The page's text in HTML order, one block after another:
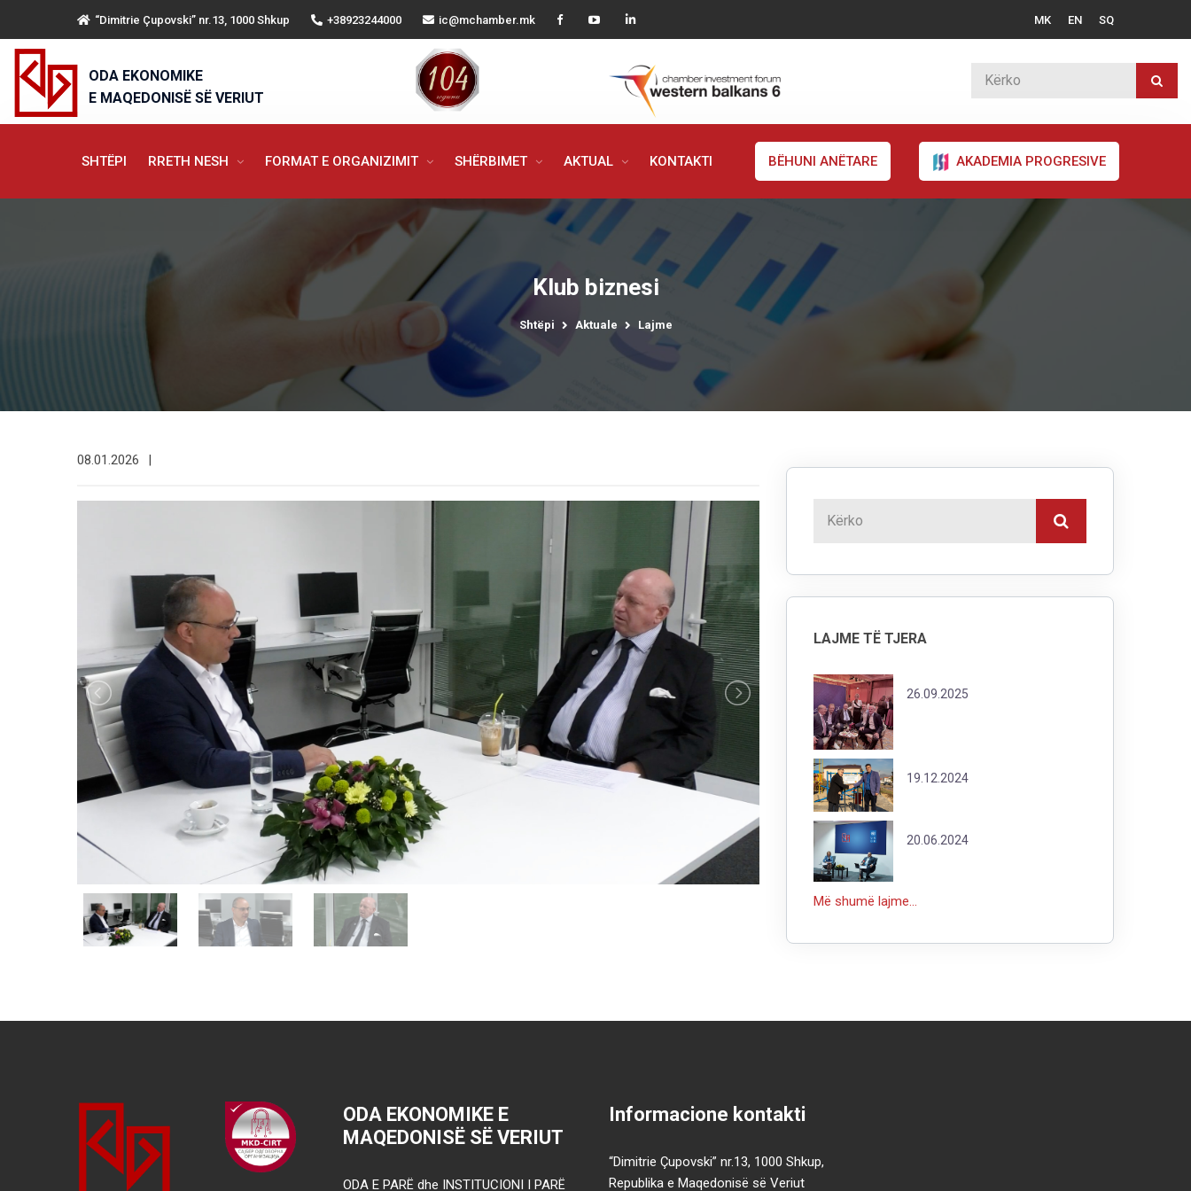
“Dimitrie Çupovski” nr.13, 1000 Shkup +38923244000 ic@mchamber.mk MK EN SQ
ODA EKONOMIKE
E MAQEDONISË SË VERIUT
SHTËPI RRETH NESH FORMAT E ORGANIZIMIT SHËRBIMET AKTUAL KONTAKTI BËHUNI ANËTARE AKADEMIA PROGRESIVE
Klub biznesi
Shtëpi Aktuale Lajme
08.01.2026 |
LAJME TË TJERA
26.09.2025
19.12.2024
20.06.2024
Më shumë lajme...
ODA EKONOMIKE E
MAQEDONISË SË VERIUT
ODA E PARË dhe INSTITUCIONI I PARË
Informacione kontakti
“Dimitrie Çupovski” nr.13, 1000 Shkup,
Republika e Maqedonisë së Veriut